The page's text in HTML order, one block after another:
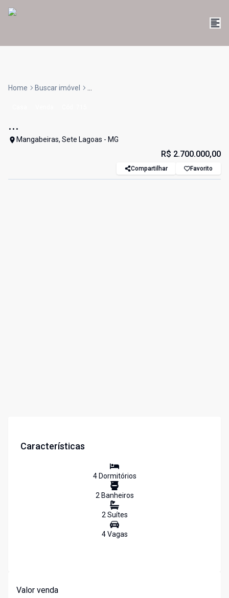
Home Buscar imóvel ...
...
Mangabeiras, Sete Lagoas - MG
R$ 2.700.000,00
Compartilhar Favorito
Características
4Dormitórios
2Banheiros
2Suítes
4Vagas
Valor venda